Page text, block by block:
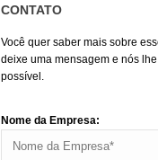
CONTATO
Você quer saber mais sobre
deixe uma mensagem e nós
possível.
Nome da Empresa: